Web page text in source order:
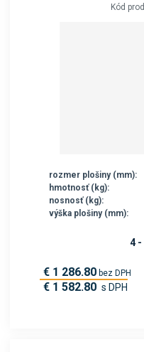
Kód
rozmer plošiny (mm):
hmotnosť (kg):
nosnosť (kg):
výška plošiny (mm):
4 -
€ 1 286.80 bez DPH
€ 1 582.80 s DPH